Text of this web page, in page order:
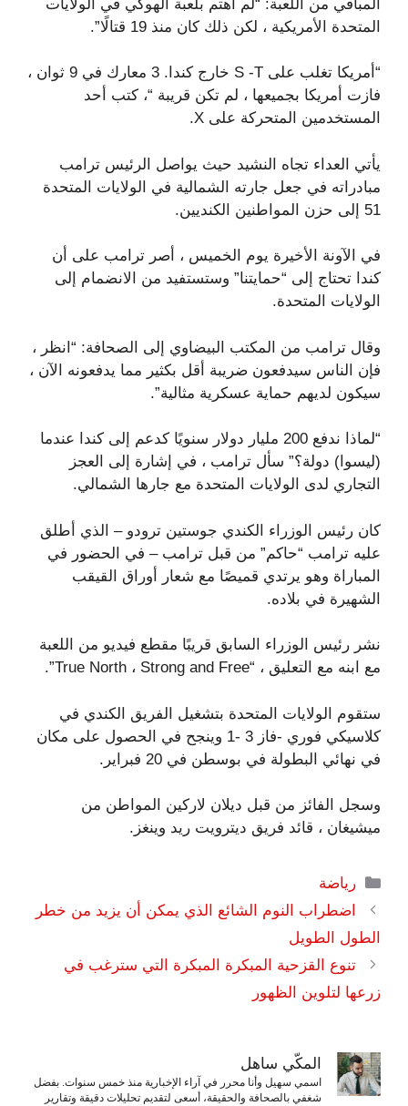
المباقي من اللعبة: “لم أهتم بلعبة الهوكي في الولايات
المتحدة الأمريكية ، لكن ذلك كان منذ 19 قتالًا”.
“أمريكا تغلب على S -T خارج كندا. 3 معارك في 9 ثوان ،
فازت أمريكا بجميعها ، لم تكن قريبة “، كتب أحد
المستخدمين المتحركة على X.
يأتي العداء تجاه النشيد حيث يواصل الرئيس ترامب
مبادراته في جعل جارته الشمالية في الولايات المتحدة
51 إلى حزن المواطنين الكنديين.
في الآونة الأخيرة يوم الخميس ، أصر ترامب على أن
كندا تحتاج إلى “حمايتنا” وستستفيد من الانضمام إلى
الولايات المتحدة.
وقال ترامب من المكتب البيضاوي إلى الصحافة: “انظر ،
فإن الناس سيدفعون ضريبة أقل بكثير مما يدفعونه الآن ،
سيكون لديهم حماية عسكرية مثالية”.
“لماذا ندفع 200 مليار دولار سنويًا كدعم إلى كندا عندما
(ليسوا) دولة؟” سأل ترامب ، في إشارة إلى العجز
التجاري لدى الولايات المتحدة مع جارها الشمالي.
كان رئيس الوزراء الكندي جوستين ترودو – الذي أطلق
عليه ترامب “حاكم” من قبل ترامب – في الحضور في
المباراة وهو يرتدي قميصًا مع شعار أوراق القيقب
الشهيرة في بلاده.
نشر رئيس الوزراء السابق قريبًا مقطع فيديو من اللعبة
مع ابنه مع التعليق ، “True North ، Strong and Free”.
ستقوم الولايات المتحدة بتشغيل الفريق الكندي في
كلاسيكي فوري -فاز 3 -1 وينجح في الحصول على مكان
في نهائي البطولة في بوسطن في 20 فبراير.
وسجل الفائز من قبل ديلان لاركين المواطن من
ميشيغان ، قائد فريق ديترويت ريد وينغز.
التصنيفات
رياضة
اضطراب النوم الشائع الذي يمكن أن يزيد من خطر
الطول الطويل
تنوع القزحية المبكرة المبكرة التي سترغب في
زرعها لتلوين الظهور
المكّي ساهل
اسمي سهيل وأنا محرر في آراء الإخبارية منذ خمس سنوات. بفضل
شغفي بالصحافة والحقيقة، أسعى لتقديم تحليلات دقيقة وتقارير